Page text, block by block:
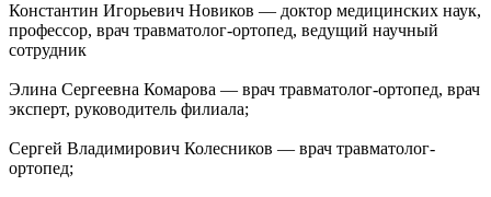
Константин Игорьевич Новиков — доктор медицинских наук,
профессор, врач травматолог-ортопед, ведущий научный
сотрудник
Элина Сергеевна Комарова — врач травматолог-ортопед, врач
эксперт, руководитель филиала;
Сергей Владимирович Колесников — врач травматолог-
ортопед;